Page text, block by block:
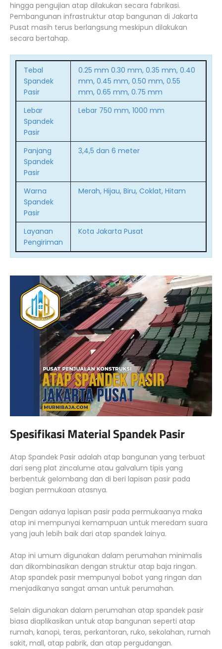
hingga pengujian atap dilakukan secara fabrikasi.
Pembangunan infrastruktur atap bangunan di Jakarta
Pusat masih terus berlangsung meskipun dilakukan
secara bertahap.
Tebal
Spandek
Pasir
0.25 mm 0.30 mm, 0.35 mm, 0.40
mm, 0.45 mm, 0.50 mm, 0.55
mm, 0.65 mm, 0.75 mm
Lebar
Spandek
Pasir
Lebar 750 mm, 1000 mm
Panjang
Spandek
Pasir
3,4,5 dan 6 meter
Warna
Spandek
Pasir
Merah, Hijau, Biru, Coklat, Hitam
Layanan
Pengiriman
Kota Jakarta Pusat
Spesifikasi Material Spandek Pasir
Atap Spandek Pasir adalah atap bangunan yang terbuat
dari seng plat zincalume atau galvalum tipis yang
berbentuk gelombang dan di beri lapisan pasir pada
bagian permukaan atasnya.
Dengan adanya lapisan pasir pada permukaanya maka
atap ini mempunyai kemampuan untuk meredam suara
yang jauh lebih baik dari atap spandek lainya.
Atap ini umum digunakan dalam perumahan minimalis
dan dikombinasikan dengan struktur atap baja ringan.
Atap spandek pasir mempunyai bobot yang ringan dan
menjadikanya sangat aman untuk perumahan.
Selain digunakan dalam perumahan atap spandek pasir
biasa diaplikasikan untuk atap bangunan seperti atap
rumah, kanopi, teras, perkantoran, ruko, sekolahan, rumah
sakit, mall, atap pabrik, dan atap pergudangan.